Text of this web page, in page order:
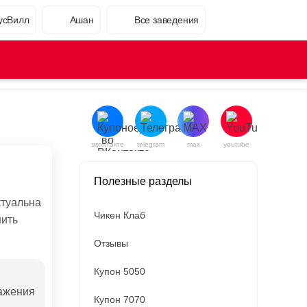
Ашан Все заведения
вконтакте telegram max youtube
Полезные разделы
Чикен Клаб
Отзывы
Купон 5050
Купон 7070